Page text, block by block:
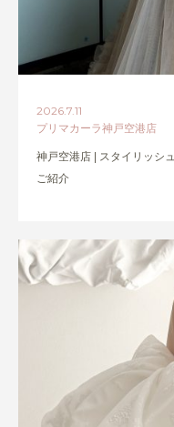
2026.7.11
プリマカーラ神戸空港店
神戸空港店 | スタイリッシ
ご紹介